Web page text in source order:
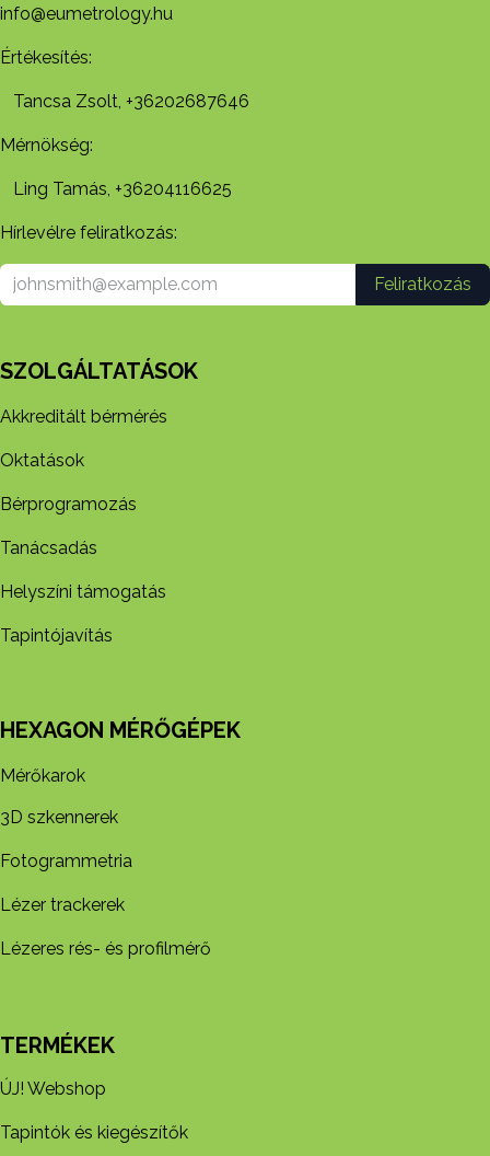
info@eumetrology.hu
Értékesítés:
Tancsa Zsolt, +36202687646
Mérnökség:
Ling Tamás, +36204116625
Hírlevélre feliratkozás:
Feliratkozás
SZOLGÁLTATÁSOK
Akkreditált bérmérés
Oktatások
Bérprogramozás
Tanácsadás
Helyszíni támogatás
Tapintójavítás
HEXAGON MÉRŐGÉPEK
Mérőkarok
3D szkennerek
Fotogrammetria
Lézer trackerek
Lézeres rés- és profilmérő
TERMÉKEK
ÚJ! Webshop
Tapintók és kiegészítők